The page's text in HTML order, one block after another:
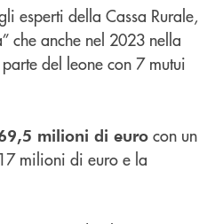
esperti della Cassa Rurale,
che anche nel 2023 nella
del leone con 7 mutui
milioni di euro con un
milioni di euro e la